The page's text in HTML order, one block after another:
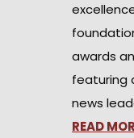
awards
featuring
news
READ